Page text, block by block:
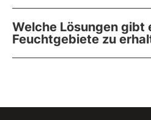
Welche Lösungen gibt
Feuchtgebiete zu